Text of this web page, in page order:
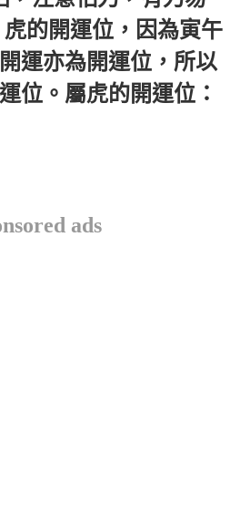
的開運位，因為寅午
運亦為開運位，所以
位。屬虎的開運位：
ads